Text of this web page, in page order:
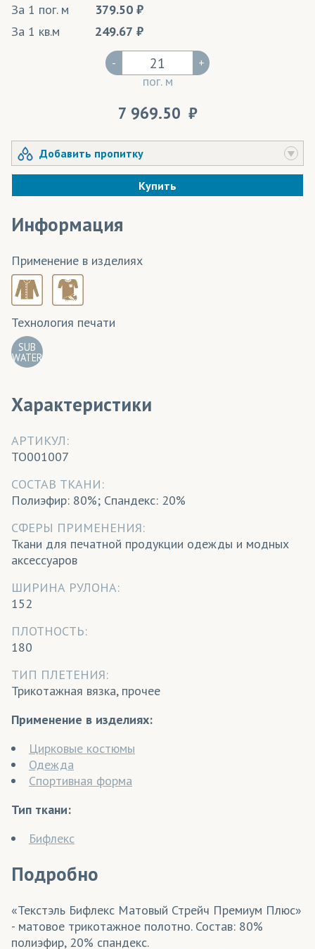
За 1 пог. м
379.50
За 1 кв.м
249.67
-
пог. м
+
7 969.50
Добавить пропитку
Купить
Информация
Применение в изделиях
Технология печати
SUB
WATER
Характеристики
АРТИКУЛ:
TO001007
CОСТАВ ТКАНИ:
Полиэфир: 80%; Спандекс: 20%
СФЕРЫ ПРИМЕНЕНИЯ:
Ткани для печатной продукции одежды и модных
аксессуаров
ШИРИНА РУЛОНА:
152
ПЛОТНОСТЬ:
180
ТИП ПЛЕТЕНИЯ:
Трикотажная вязка, прочее
Применение в изделиях:
Цирковые костюмы
Одежда
Спортивная форма
Тип ткани:
Бифлекс
Подробно
«Текстэль Бифлекс Матовый Стрейч Премиум Плюс»
- матовое трикотажное полотно. Состав: 80%
полиэфир, 20% спандекс.